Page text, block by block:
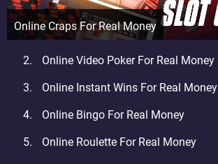
Online Craps For Real Money
Online Video Poker For Real Money
Online Instant Wins For Real Money
Online Bingo For Real Money
Online Roulette For Real Money